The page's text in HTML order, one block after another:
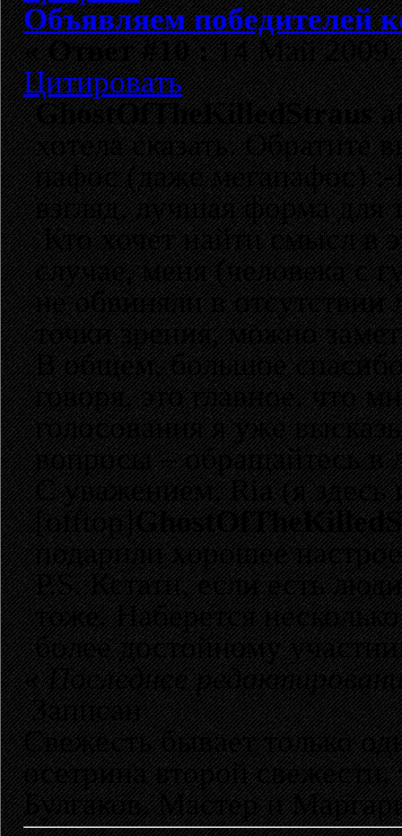
Объявляем победителей
«Ответ #10 :14 Май 2009,
Цитировать
GhostOfTheKilledStraus
хотела сказать. Обратите
пафос (даже мегапафос)
взгляд, лучшая форма для
Кто хочет найти смысл в
случае, меня (человека с
не обвиняли в
точки зрения, можно
В общем, большое
говоря, это главное, что
голосования я уже
вопросы – обращайтесь в
C уважением, Ria (я здесь
[offtop]
подарили хорошее
P.S. Кстати, если есть
тоже. Наберется
более достойному
«Последнее
Записан
Свежесть бывает только
осетрина второй
Булгаков, Мастер и